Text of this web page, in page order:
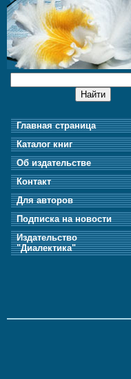
Главная страница
Каталог книг
Об издательстве
Контакт
Для авторов
Подписка на новости
Издательство
"Диалектика"